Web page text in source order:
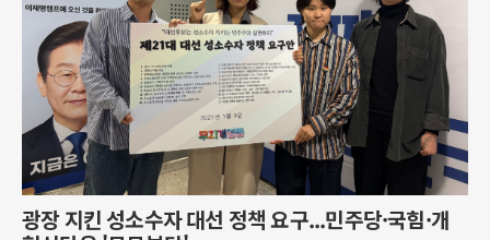
광장 지킨 성소수자 대선 정책 요구...민주당·국힘·개